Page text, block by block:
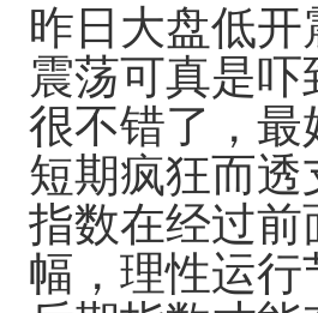
昨日大盘低
震荡可真是
很不错了，
短期疯狂而
指数在经过
幅，理性运